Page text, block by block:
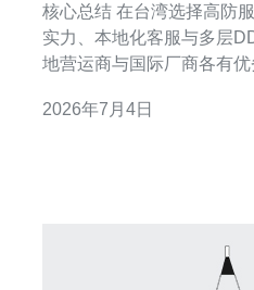
核心总结 在台湾选择高防
实力、本地化客服与多层
地营运商与国际厂商各有
整合服务方面，推荐德讯
2026年7月4日